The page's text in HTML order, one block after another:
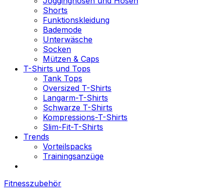
Shorts
Funktionskleidung
Bademode
Unterwäsche
Socken
Mützen & Caps
T-Shirts und Tops
Tank Tops
Oversized T-Shirts
Langarm-T-Shirts
Schwarze T-Shirts
Kompressions-T-Shirts
Slim-Fit-T-Shirts
Trends
Vorteilspacks
Trainingsanzüge
Fitnesszubehör